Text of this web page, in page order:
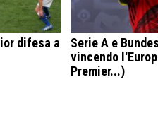
difesa a
Serie A e
vincendo
Premier...)